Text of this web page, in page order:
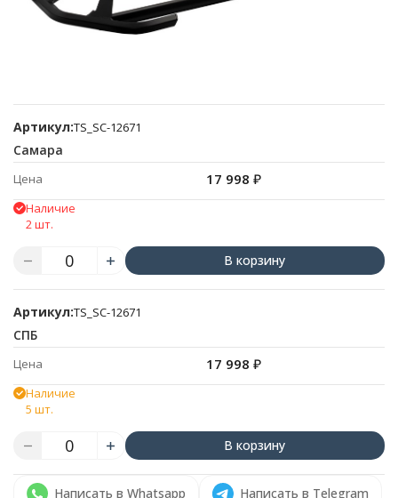
Артикул:TS_SC-12671
Самара
Цена 17 998 ₽
Наличие
2 шт.
В корзину
Артикул:TS_SC-12671
СПБ
Цена 17 998 ₽
Наличие
5 шт.
В корзину
Написать в Whatsapp
Написать в Telegram